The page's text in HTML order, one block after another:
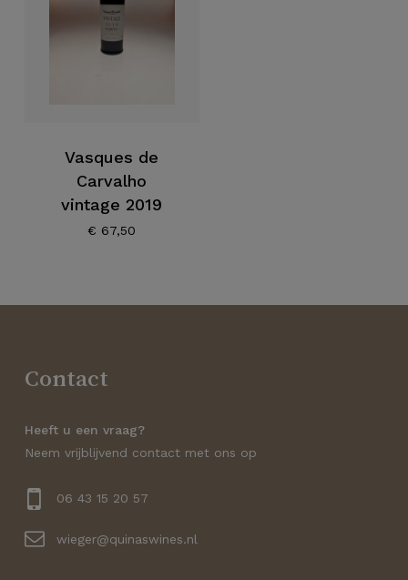
Geen producten in de
Vasques de
Carvalho
vintage 2019
€ 67,50
Contact
Heeft u een vraag?
Neem vrijblijvend contact met ons op
06 43 15 20 57
wieger@quinaswines.nl